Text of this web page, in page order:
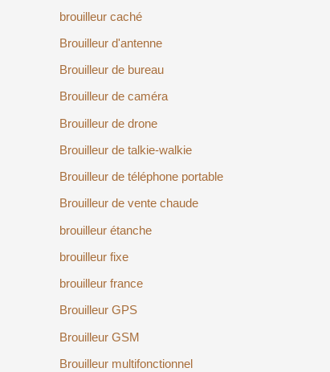
brouilleur caché
Brouilleur d'antenne
Brouilleur de bureau
Brouilleur de caméra
Brouilleur de drone
Brouilleur de talkie-walkie
Brouilleur de téléphone portable
Brouilleur de vente chaude
brouilleur étanche
brouilleur fixe
brouilleur france
Brouilleur GPS
Brouilleur GSM
Brouilleur multifonctionnel